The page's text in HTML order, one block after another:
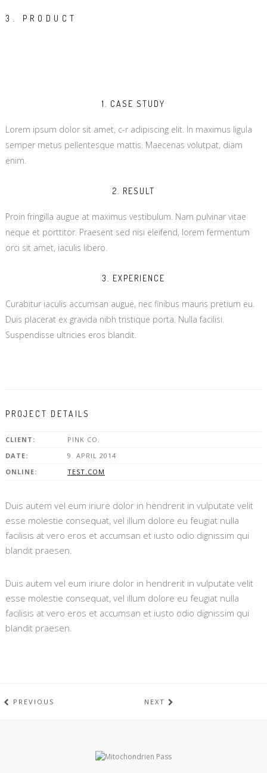
3. PRODUCT
1. CASE STUDY
Lorem ipsum dolor sit amet, c-r adipiscing elit. In maximus ligula
semper metus pellentesque mattis. Maecenas volutpat, diam
enim.
2. RESULT
Proin fringilla augue at maximus vestibulum. Nam pulvinar vitae
neque et porttitor. Praesent sed nisi eleifend, lorem fermentum
orci sit amet, iaculis libero.
3. EXPERIENCE
Curabitur iaculis accumsan augue, nec finibus mauris pretium eu.
Duis placerat ex gravida nibh tristique porta. Nulla facilisi.
Suspendisse ultricies eros blandit.
PROJECT DETAILS
CLIENT:
PINK CO.
DATE:
9. APRIL 2014
ONLINE:
TEST.COM
Duis autem vel eum iriure dolor in hendrerit in vulputate velit
esse molestie consequat, vel illum dolore eu feugiat nulla
facilisis at vero eros et accumsan et iusto odio dignissim qui
blandit praesen.
Duis autem vel eum iriure dolor in hendrerit in vulputate velit
esse molestie consequat, vel illum dolore eu feugiat nulla
facilisis at vero eros et accumsan et iusto odio dignissim qui
blandit praesen.
PREVIOUS NEXT